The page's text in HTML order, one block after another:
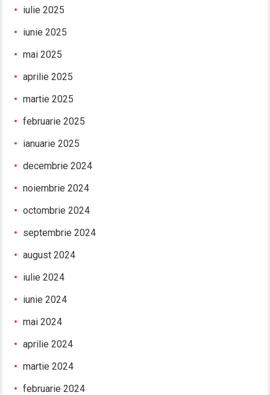
iulie 2025
iunie 2025
mai 2025
aprilie 2025
martie 2025
februarie 2025
ianuarie 2025
decembrie 2024
noiembrie 2024
octombrie 2024
septembrie 2024
august 2024
iulie 2024
iunie 2024
mai 2024
aprilie 2024
martie 2024
februarie 2024